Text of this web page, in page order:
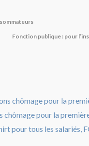
Fonction publique : pour
pour la